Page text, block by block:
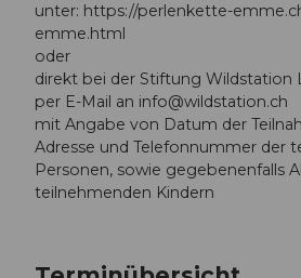
unter: https://perlenkette-
emme.html
oder
direkt bei der Stiftung Wildstation
per E-Mail an info@wildstation.ch
mit Angabe von Datum der
Adresse und Telefonnummer der
Personen, sowie gegebenenfalls
teilnehmenden Kindern